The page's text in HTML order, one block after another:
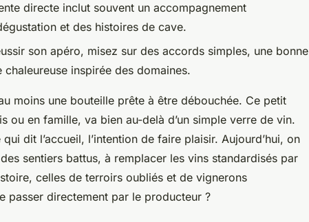
directe inclut souvent un accompagnement
et des histoires de cave.
son apéro, misez sur des accords simples, une bonne
inspirée des domaines.
moins une bouteille prête à être débouchée. Ce petit
ou en famille, va bien au-delà d’un simple verre de vin.
dit l’accueil, l’intention de faire plaisir. Aujourd’hui, on
sentiers battus, à remplacer les vins standardisés par
celles de terroirs oubliés et de vignerons
passer directement par le producteur ?